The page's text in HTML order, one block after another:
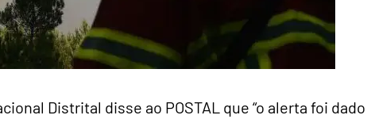
Distrital disse ao POSTAL que “o alerta foi dado